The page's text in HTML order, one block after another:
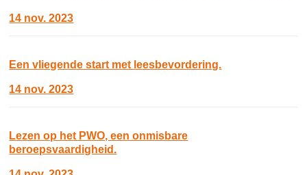
14 nov. 2023
Een vliegende start met leesbevordering.
14 nov. 2023
Lezen op het PWO, een onmisbare
beroepsvaardigheid.